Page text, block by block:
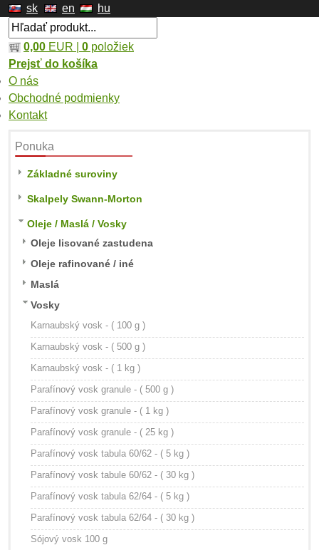
sk en hu
0,00 EUR | 0 položiek
Prejsť do košíka
O nás
Obchodné podmienky
Kontakt
Ponuka
Základné suroviny
Skalpely Swann-Morton
Oleje / Maslá / Vosky
Oleje lisované zastudena
Oleje rafinované / iné
Maslá
Vosky
Karnaubský vosk - ( 100 g )
Karnaubský vosk - ( 500 g )
Karnaubský vosk - ( 1 kg )
Parafínový vosk granule - ( 500 g )
Parafínový vosk granule - ( 1 kg )
Parafínový vosk granule - ( 25 kg )
Parafínový vosk tabula 60/62 - ( 5 kg )
Parafínový vosk tabule 60/62 - ( 30 kg )
Parafínový vosk tabula 62/64 - ( 5 kg )
Parafínový vosk tabula 62/64 - ( 30 kg )
Sójový vosk 100 g